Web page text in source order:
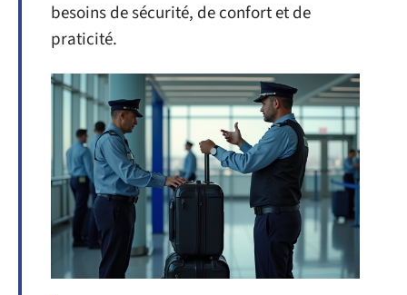
besoins de sécurité, de confort et de
praticité.